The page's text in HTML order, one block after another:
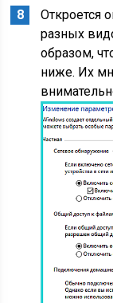
Откроется
разных
образом,
ниже. Их